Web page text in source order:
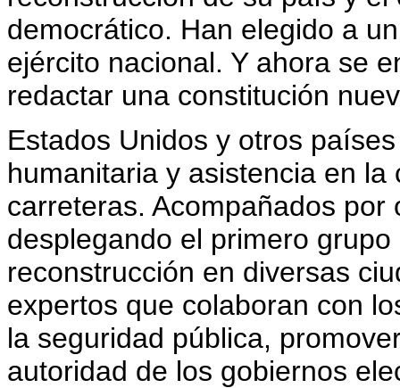
democrático. Han elegido a
ejército nacional. Y ahora se
redactar una constitución
Estados Unidos y otros
humanitaria y asistencia en
carreteras. Acompañados
desplegando el primero
reconstrucción en diversas
expertos que colaboran con
la seguridad pública,
autoridad de los gobiernos